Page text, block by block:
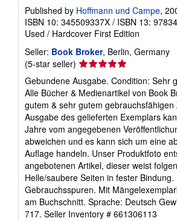
Published by Hoffmann und Campe,
ISBN 10: 345509337X / ISBN 13:
Used / Hardcover First Edition
Seller: Book Broker, Berlin, Germany
(5-star seller) Seller
rating
5
out
of
5
stars
Gebundene Ausgabe. Condition: Sehr
Alle Bücher & Medienartikel von Book
gutem & sehr gutem gebrauchsfähigen
Ausgabe des gelieferten Exemplars
Jahre vom angegebenen
abweichen und es kann sich um eine
Auflage handeln. Unser Produktfoto
angebotenen Artikel, dieser weist
Helle/saubere Seiten in fester Bindung.
Gebrauchsspuren. Mit
am Buchschnitt. Sprache: Deutsch
717. Seller Inventory # 661306113